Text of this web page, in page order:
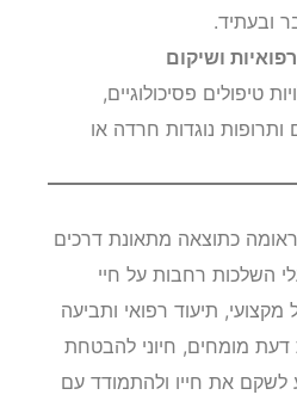
ובעתיד.
ושיקום
טיפולים פסיכולוגיים,
ותרופות נוגדות חרדה או
כתוצאה מתאונת דרכים
השלכות רחבות על חיי
תיעוד רפואי ותביעה
מומחים, חיוני להבטחת
לשקם את חייו ולהתמודד עם